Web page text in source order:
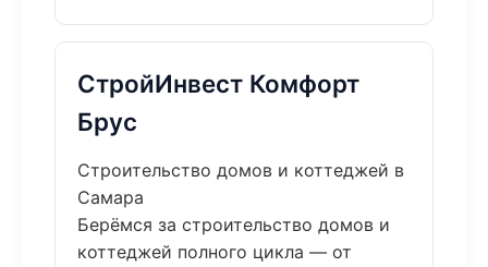
СтройИнвест Комфорт
Брус
Строительство домов и коттеджей в
Самара
Берёмся за строительство домов и
коттеджей полного цикла — от